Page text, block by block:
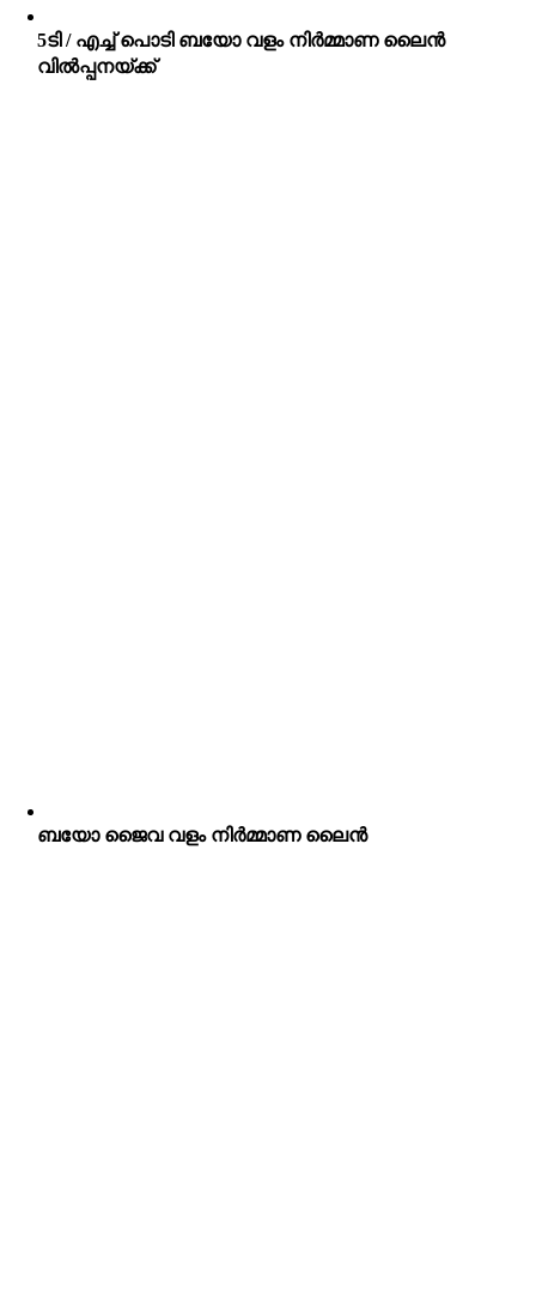
5ടി / എച്ച് പൊടി ബയോ വളം നിർമ്മാണ ലൈൻ
വിൽപ്പനയ്ക്ക്
ബയോ ജൈവ വളം നിർമ്മാണ ലൈൻ